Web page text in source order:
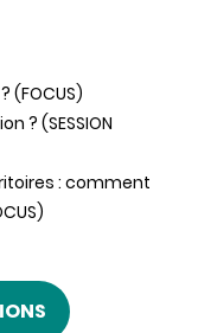
(FOCUS)
? (SESSION
: comment